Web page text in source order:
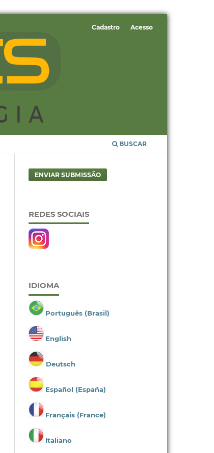
BUSCAR
Cadastro Acesso
ENVIAR SUBMISSÃO
REDES SOCIAIS
IDIOMA
Português (Brasil)
English
Deutsch
Español (España)
Français (France)
Italiano